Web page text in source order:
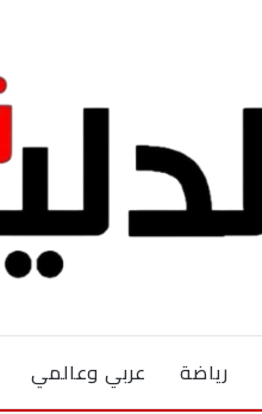
رياضة عربي وعالمي